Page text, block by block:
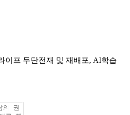
이프 무단전재 및 재배포, AI학습